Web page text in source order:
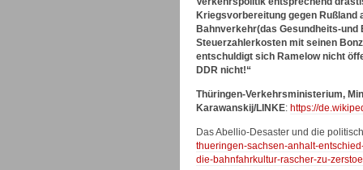
Kriegsvorbereitung gegen Rußland
Bahnverkehr(das Gesundheits-
Steuerzahlerkosten mit seinen
entschuldigt sich Ramelow nicht
DDR nicht!“
Thüringen-Verkehrsministerium,
Karawanskij/LINKE: https://
Das Abellio-Desaster und die
thueringen-sachsen-anhalt-
die-bahnfahrkultur-rascher-zu-